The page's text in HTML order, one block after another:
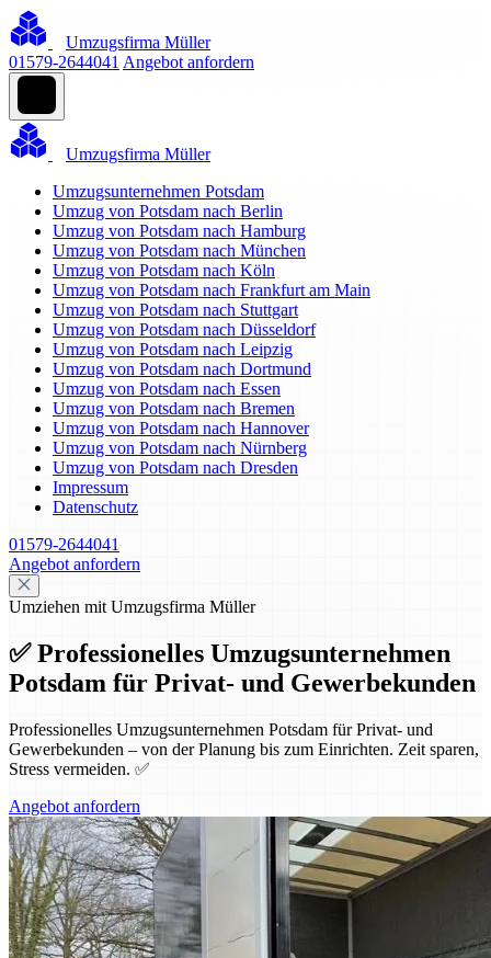
Umzugsfirma Müller
01579-2644041 Angebot anfordern
Umzugsfirma Müller
Umzugsunternehmen Potsdam
Umzug von Potsdam nach Berlin
Umzug von Potsdam nach Hamburg
Umzug von Potsdam nach München
Umzug von Potsdam nach Köln
Umzug von Potsdam nach Frankfurt am Main
Umzug von Potsdam nach Stuttgart
Umzug von Potsdam nach Düsseldorf
Umzug von Potsdam nach Leipzig
Umzug von Potsdam nach Dortmund
Umzug von Potsdam nach Essen
Umzug von Potsdam nach Bremen
Umzug von Potsdam nach Hannover
Umzug von Potsdam nach Nürnberg
Umzug von Potsdam nach Dresden
Impressum
Datenschutz
01579-2644041
Angebot anfordern
Umziehen mit Umzugsfirma Müller
✅ Professionelles Umzugsunternehmen
Potsdam für Privat- und Gewerbekunden
Professionelles Umzugsunternehmen Potsdam für Privat- und
Gewerbekunden – von der Planung bis zum Einrichten. Zeit sparen,
Stress vermeiden. ✅
Angebot anfordern